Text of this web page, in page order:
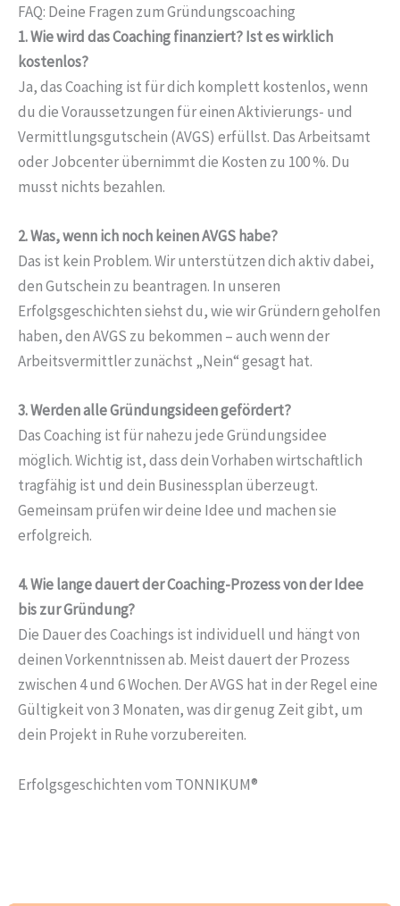
FAQ: Deine Fragen zum Gründungscoaching
1. Wie wird das Coaching finanziert? Ist es wirklich
kostenlos?
Ja, das Coaching ist für dich komplett kostenlos, wenn
du die Voraussetzungen für einen Aktivierungs- und
Vermittlungsgutschein (AVGS) erfüllst. Das Arbeitsamt
oder Jobcenter übernimmt die Kosten zu 100 %. Du
musst nichts bezahlen.
2. Was, wenn ich noch keinen AVGS habe?
Das ist kein Problem. Wir unterstützen dich aktiv dabei,
den Gutschein zu beantragen. In unseren
Erfolgsgeschichten siehst du, wie wir Gründern geholfen
haben, den AVGS zu bekommen – auch wenn der
Arbeitsvermittler zunächst „Nein“ gesagt hat.
3. Werden alle Gründungsideen gefördert?
Das Coaching ist für nahezu jede Gründungsidee
möglich. Wichtig ist, dass dein Vorhaben wirtschaftlich
tragfähig ist und dein Businessplan überzeugt.
Gemeinsam prüfen wir deine Idee und machen sie
erfolgreich.
4. Wie lange dauert der Coaching-Prozess von der Idee
bis zur Gründung?
Die Dauer des Coachings ist individuell und hängt von
deinen Vorkenntnissen ab. Meist dauert der Prozess
zwischen 4 und 6 Wochen. Der AVGS hat in der Regel eine
Gültigkeit von 3 Monaten, was dir genug Zeit gibt, um
dein Projekt in Ruhe vorzubereiten.
Erfolgsgeschichten vom TONNIKUM®